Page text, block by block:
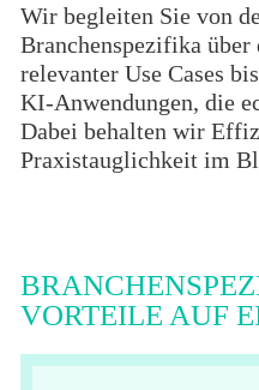
Wir begleiten Sie von
Branchenspezifika
relevanter Use Cases
KI-Anwendungen, die
Dabei behalten wir
Praxistauglichkeit im
VORTEILE AUF